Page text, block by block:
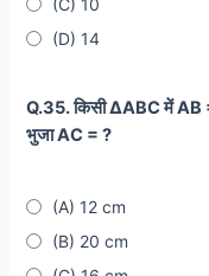
(C) 10
(D) 14
Q.35. किसी ∆ABC में
भुजा AC = ?
(A) 12 cm
(B) 20 cm